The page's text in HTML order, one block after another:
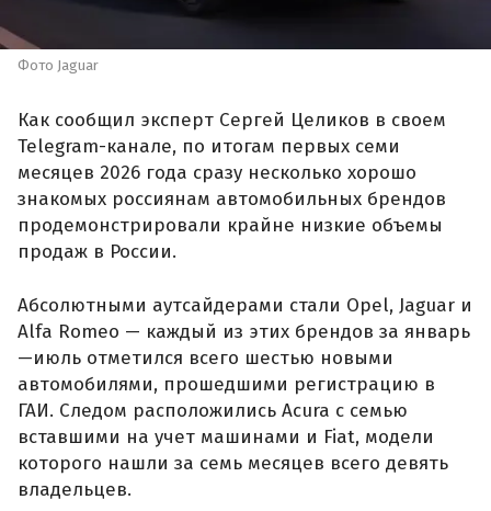
Фото Jaguar
Как сообщил эксперт Сергей Целиков в своем
Telegram-канале, по итогам первых семи
месяцев 2026 года сразу несколько хорошо
знакомых россиянам автомобильных брендов
продемонстрировали крайне низкие объемы
продаж в России.
Абсолютными аутсайдерами стали Opel, Jaguar и
Alfa Romeo — каждый из этих брендов за январь
—июль отметился всего шестью новыми
автомобилями, прошедшими регистрацию в
ГАИ. Следом расположились Acura с семью
вставшими на учет машинами и Fiat, модели
которого нашли за семь месяцев всего девять
владельцев.